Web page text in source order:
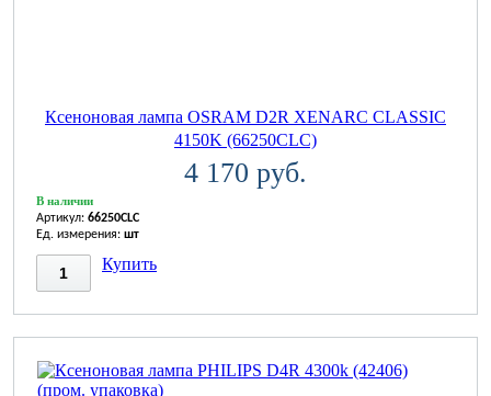
Ксеноновая лампа OSRAM D2R XENARC CLASSIC
4150K (66250CLC)
4 170 руб.
В наличии
Артикул: 66250CLC
Ед. измерения: шт
Купить